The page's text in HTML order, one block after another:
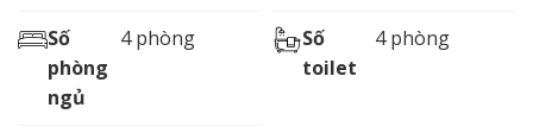
Số
phòng
ngủ
4 phòng
Số
toilet
4 phòng